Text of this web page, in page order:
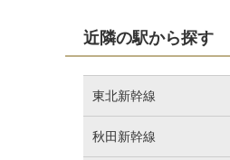
近隣の駅から探す
東北新幹線
秋田新幹線